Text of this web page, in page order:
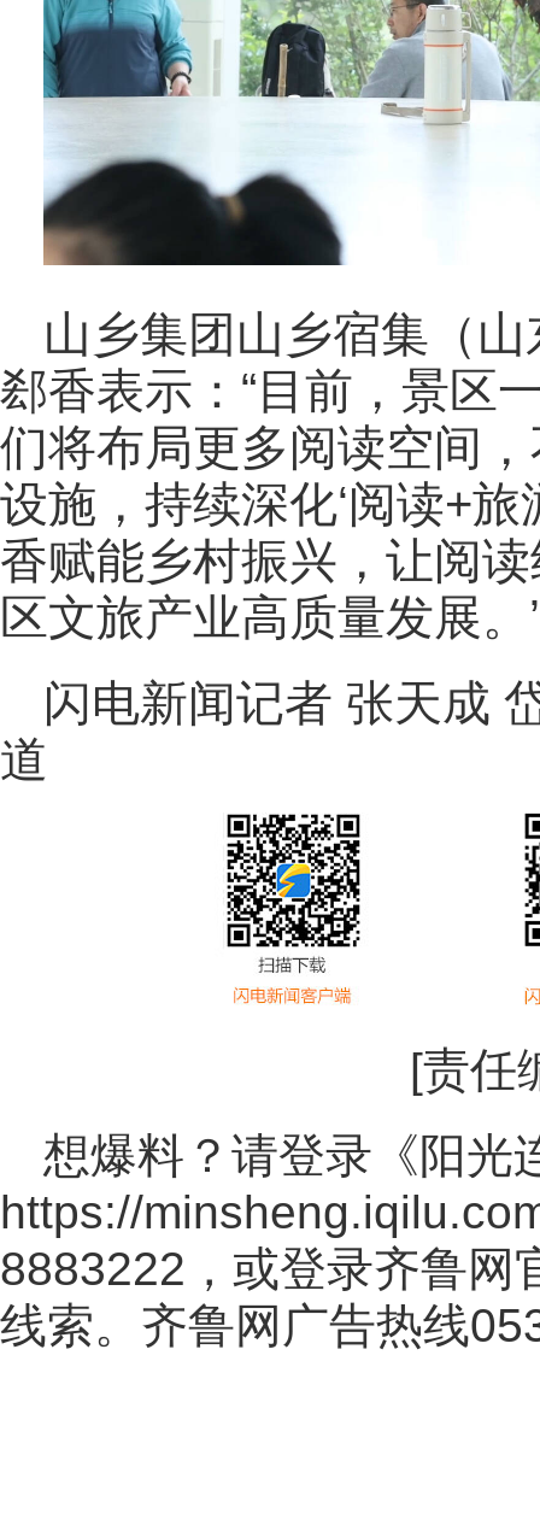
山乡集团山乡宿集（
郄香表示：“目前，景区
们将布局更多阅读空间
设施，持续深化‘阅读+旅
香赋能乡村振兴，让阅
区文旅产业高质量发展。
闪电新闻记者 张天成
道
[责任
想爆料？请登录《阳光
https://
8883222，或登录齐鲁网
线索。齐鲁网广告热线